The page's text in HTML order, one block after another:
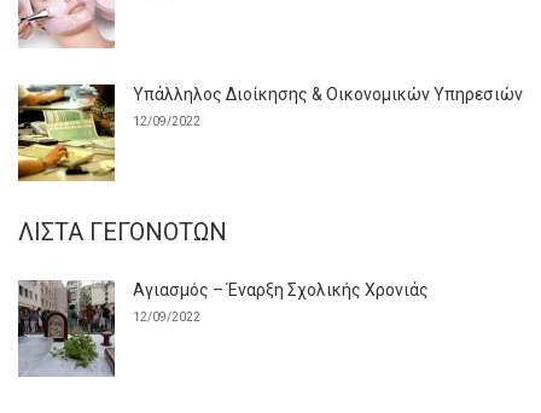
Υπάλληλος Διοίκησης & Οικονομικών Υπηρεσιών
12/09/2022
ΛΊΣΤΑ ΓΕΓΟΝΌΤΩΝ
Αγιασμός – Έναρξη Σχολικής Χρονιάς
12/09/2022